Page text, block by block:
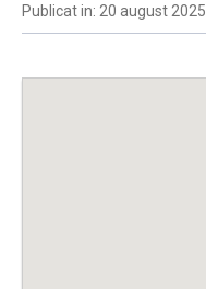
Publicat in: 20 august 2025